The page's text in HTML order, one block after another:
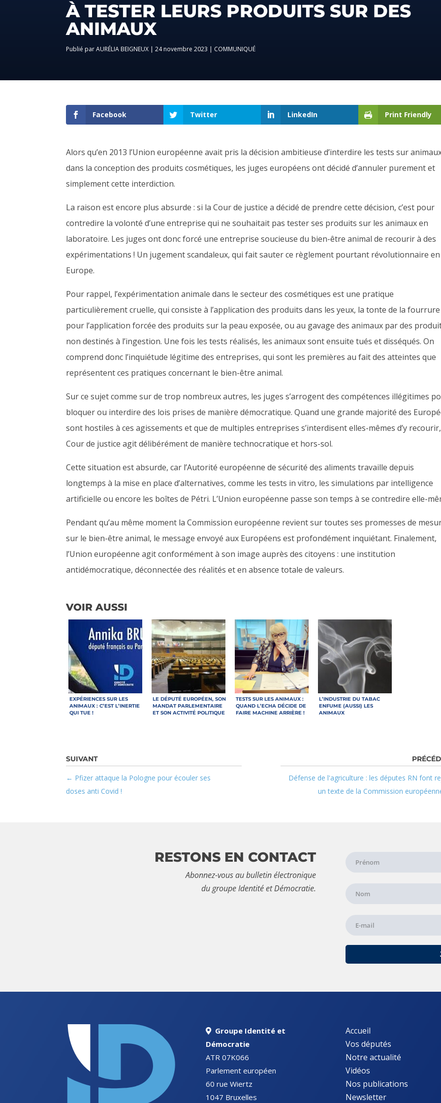
À TESTER LEURS PRODUITS SUR DES
ANIMAUX
parAURÉLIA BEIGNEUX |24 novembre 2023 | COMMUNIQUÉ
Facebook Twitter LinkedIn Print Friendly
Alors qu’en 2013 l’Union européenne avait pris la décision ambitieuse d’interdire les tests sur
dans la conception des produits cosmétiques, les juges européens ont décidé d’annuler purement et
simplement cette interdiction.
La raison est encore plus absurde : si la Cour de justice a décidé de prendre cette décision, c’est pour
contredire la volonté d’une entreprise qui ne souhaitait pas tester ses produits sur les animaux en
laboratoire. Les juges ont donc forcé une entreprise soucieuse du bien-être animal de recourir à des
expérimentations ! Un jugement scandaleux, qui fait sauter ce règlement pourtant révolutionnaire en
Europe.
Pour rappel, l’expérimentation animale dans le secteur des cosmétiques est une pratique
particulièrement cruelle, qui consiste à l’application des produits dans les yeux, la tonte de la fourrure
pour l’application forcée des produits sur la peau exposée, ou au gavage des animaux par des
non destinés à l’ingestion. Une fois les tests réalisés, les animaux sont ensuite tués et disséqués. On
comprend donc l’inquiétude légitime des entreprises, qui sont les premières au fait des atteintes que
représentent ces pratiques concernant le bien-être animal.
Sur ce sujet comme sur de trop nombreux autres, les juges s’arrogent des compétences illégitimes
bloquer ou interdire des lois prises de manière démocratique. Quand une grande majorité des
sont hostiles à ces agissements et que de multiples entreprises s’interdisent elles-mêmes d’y
Cour de justice agit délibérément de manière technocratique et hors-sol.
Cette situation est absurde, car l’Autorité européenne de sécurité des aliments travaille depuis
longtemps à la mise en place d’alternatives, comme les tests in vitro, les simulations par intelligence
artificielle ou encore les boîtes de Pétri. L’Union européenne passe son temps à se contredire elle-
Pendant qu’au même moment la Commission européenne revient sur toutes ses promesses de
sur le bien-être animal, le message envoyé aux Européens est profondément inquiétant. Finalement,
l’Union européenne agit conformément à son image auprès des citoyens : une institution
antidémocratique, déconnectée des réalités et en absence totale de valeurs.
VOIR AUSSI
EXPÉRIENCES SUR LES
ANIMAUX : C’EST L’INERTIE
QUI TUE !
LE DÉPUTÉ EUROPÉEN, SON
MANDAT PARLEMENTAIRE
ET SON ACTIVITÉ POLITIQUE
TESTS SUR LES ANIMAUX :
QUAND L’ECHA DÉCIDE DE
FAIRE MACHINE ARRIÈRE !
L’INDUSTRIE DU TABAC
ENFUME (AUSSI) LES
ANIMAUX
Défense de l'agriculture : les députes RN font
un texte de la Commission
Pfizer attaque la Pologne pour écouler ses
doses anti Covid !
RESTONS EN CONTACT
Abonnez-vous au bulletin électronique
du groupe Identité et Démocratie.
Groupe Identité et
Démocratie
ATR 07K066
Parlement européen
60 rue Wiertz
1047 Bruxelles
Accueil
Vos députés
Notre actualité
Vidéos
Nos publications
Newsletter